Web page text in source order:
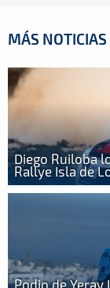
MÁS NOTICIAS
Diego Ruiloba
Rallye Isla de
Podio de Yeray